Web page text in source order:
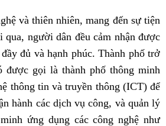
và thiên nhiên, mang đến sự tiện
người dân đều cảm nhận được
đủ và hạnh phúc. Thành phố trở
gọi là thành phố thông minh
thông tin và truyền thông (ICT) để
hành các dịch vụ công, và quản lý
ứng dụng các công nghệ như